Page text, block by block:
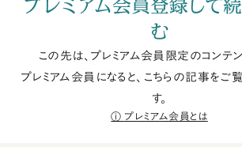
プレミアム会員登録して
む
この先は、プレミアム会員限定のコンテン
プレミアム会員になると、こちらの記事をご
す。
プレミアム会員とは